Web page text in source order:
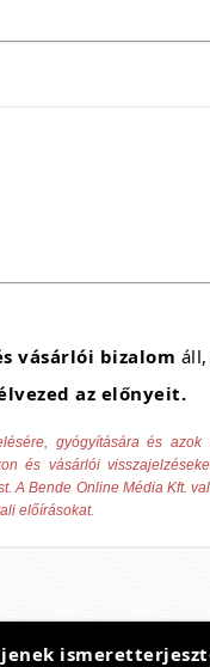
vásárlói bizalom
az előnyeit.
gyógyítására és
és vásárlói
A Bende Online Média Kft.
előírásokat.